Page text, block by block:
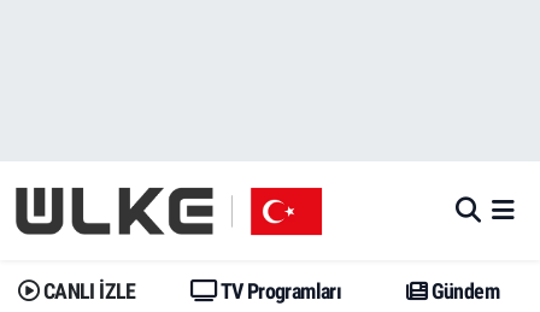
CANLI İZLE TV Programları Gündem
Gündem
Dünya
Gündem
Trend
İstanbul Namaz Vakitleri
Trafik Durumu